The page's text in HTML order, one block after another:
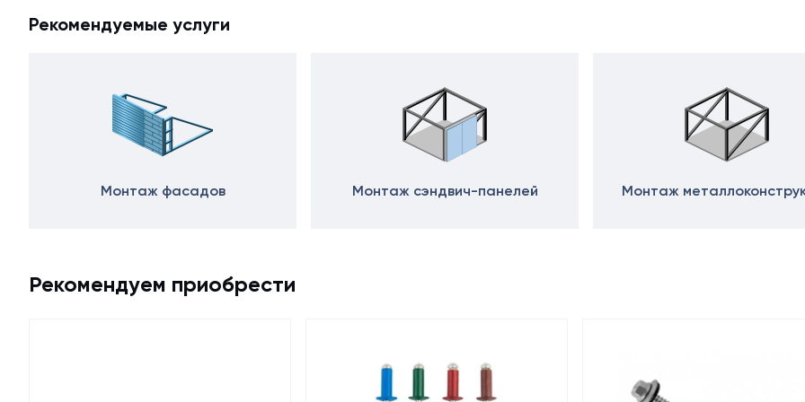
Рекомендуемые услуги
Монтаж фасадов Монтаж сэндвич-панелей Монтаж
Рекомендуем приобрести